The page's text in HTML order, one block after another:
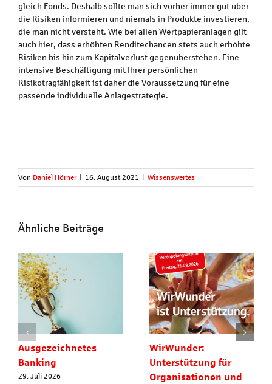
gleich Fonds. Deshalb sollte man sich vorher immer gut über
die Risiken informieren und niemals in Produkte investieren,
die man nicht versteht. Wie bei allen Wertpapieranlagen gilt
auch hier, dass erhöhten Renditechancen stets auch erhöhte
Risiken bis hin zum Kapitalverlust gegenüberstehen. Eine
intensive Beschäftigung mit Ihrer persönlichen
Risikotragfähigkeit ist daher die Voraussetzung für eine
passende individuelle Anlagestrategie.
Von Daniel Hörner | 16. August 2021 | Wissenswertes
Ähnliche Beiträge
Ausgezeichnetes
Banking
29. Juli 2026
WirWunder:
Unterstützung für
Organisationen und